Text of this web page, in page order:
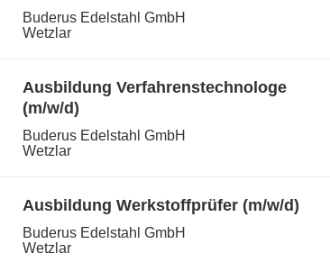
Buderus Edelstahl GmbH
Wetzlar
Ausbildung Verfahrenstechnologe
(m/w/d)
Buderus Edelstahl GmbH
Wetzlar
Ausbildung Werkstoffprüfer (m/w/d)
Buderus Edelstahl GmbH
Wetzlar